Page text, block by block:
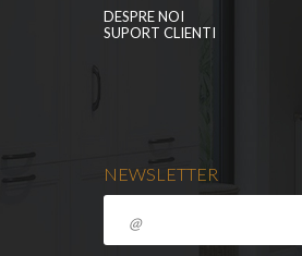
DESPRE NOI
SUPORT CLIENTI
NEWSLETTER